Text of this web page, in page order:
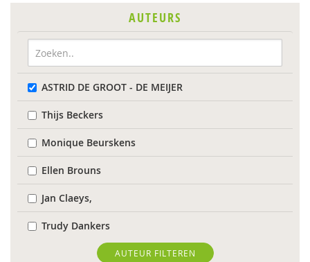
AUTEURS
ASTRID DE GROOT - DE MEIJER
Thijs Beckers
Monique Beurskens
Ellen Brouns
Jan Claeys,
Trudy Dankers
Evelien DemaerschalkAUTEUR FILTEREN